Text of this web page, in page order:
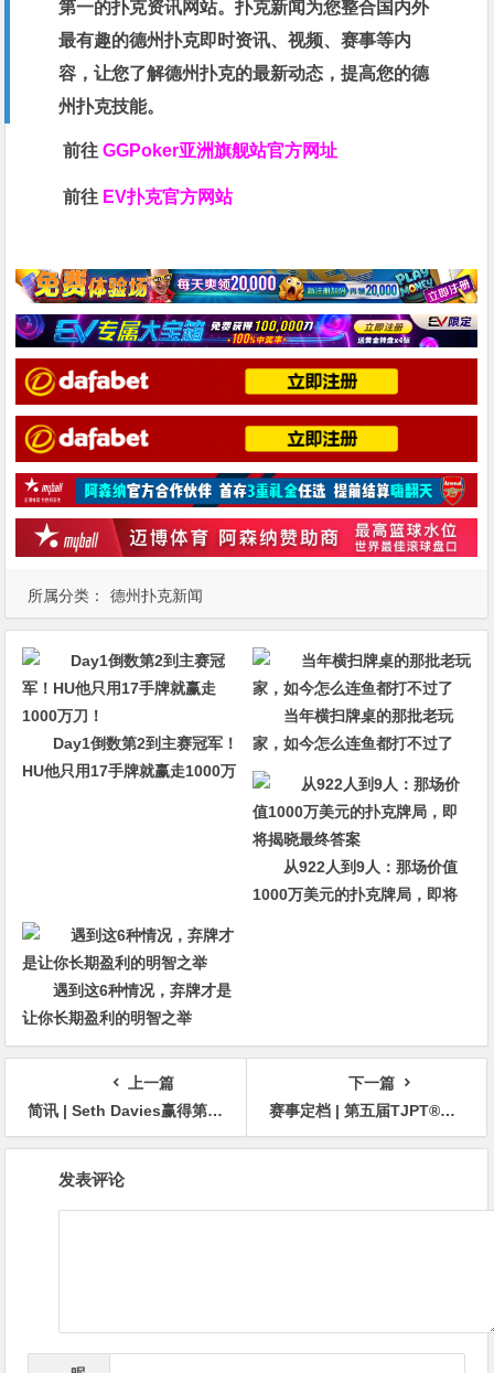
所属分类： 德州扑克新闻
第一的扑克资讯网站。扑克新闻为您整合国内外
最有趣的德州扑克即时资讯、视频、赛事等内
容，让您了解德州扑克的最新动态，提高您的德
州扑克技能。
前往GGPoker亚洲旗舰站官方网址
前往 EV扑克官方网站
Day1倒数第2到主赛冠军！
HU他只用17手牌就赢走1000万
当年横扫牌桌的那批老玩
家，如今怎么连鱼都打不过了
从922人到9人：那场价值
1000万美元的扑克牌局，即将
遇到这6种情况，弃牌才是
让你长期盈利的明智之举
上一篇
简讯 | Seth Davies赢得第九届超级豪客碗冠军，奖金3,206,000美元
下一篇
赛事定档 | 第五届TJPT®总决赛定档成都 悟空之光照亮扑克殿堂！
发表评论